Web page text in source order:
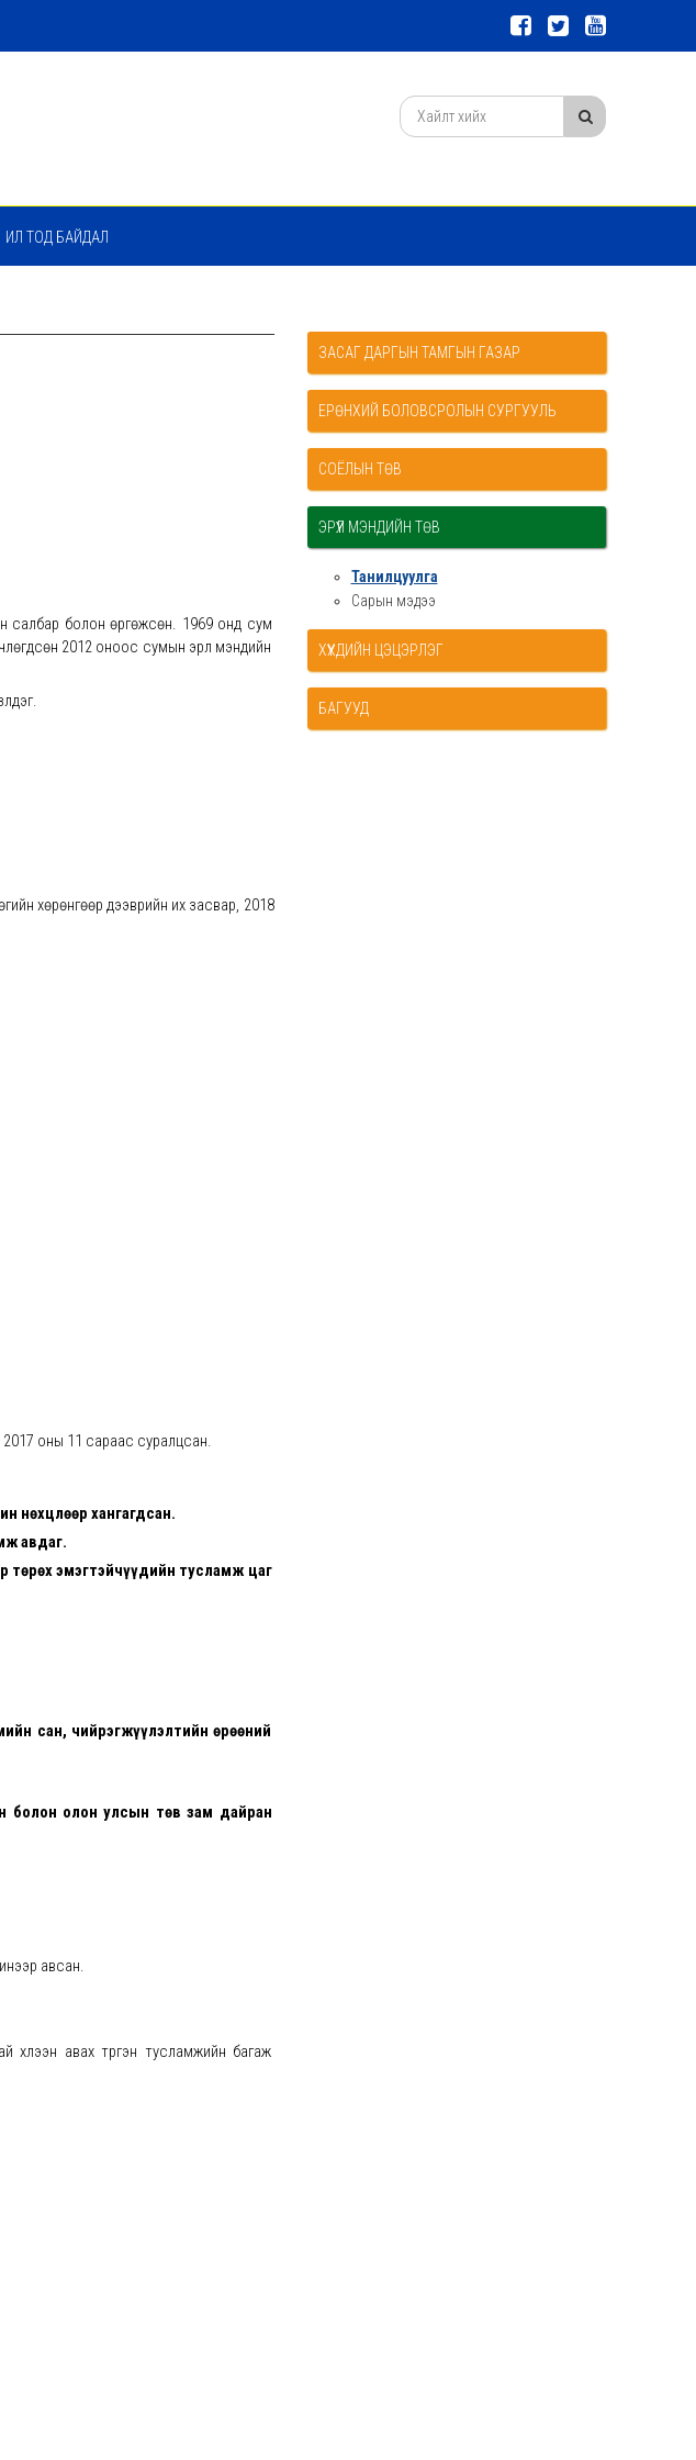
ИЛ ТОД БАЙДАЛ
салбар болон өргөжсөн. 1969 онд сум
2012 оноос сумын эрүүл мэндийн
хөрөнгөөр дээврийн их засвар, 2018
оны 11 сараас суралцсан.
нөхцлөөр хангагдсан.
авдаг.
төрөх эмэгтэйчүүдийн тусламж цаг
сан, чийрэгжүүлэлтийн өрөөний
болон олон улсын төв зам дайран
авсан.
хүлээн авах түргэн тусламжийн багаж
ЗАСАГ ДАРГЫН ТАМГЫН ГАЗАР
ЕРӨНХИЙ БОЛОВСРОЛЫН СУРГУУЛЬ
СОЁЛЫН ТӨВ
ЭРҮҮЛ МЭНДИЙН ТӨВ
Танилцуулга
Сарын мэдээ
ХҮҮХДИЙН ЦЭЦЭРЛЭГ
БАГУУД